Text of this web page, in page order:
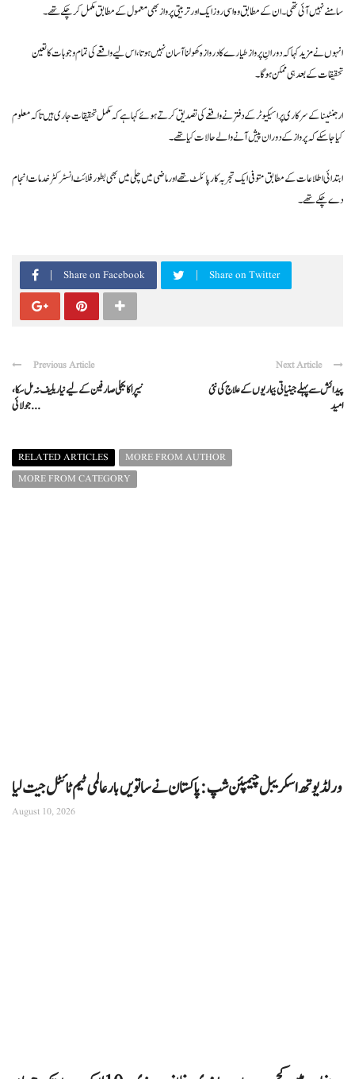
سامنے نہیں آئی تھی۔ ان کے مطابق وہ اسی روز ایک اور تربیتی پرواز بھی معمول کے مطابق مکمل کر چکے تھے۔
انہوں نے مزید کہا کہ دورانِ پرواز طیارے کا دروازہ کھولنا آسان نہیں ہوتا، اس لیے واقعے کی تمام وجوہات کا تعین
تحقیقات کے بعد ہی ممکن ہوگا۔
ارجنٹینا کے سرکاری پراسیکیوٹر کے دفتر نے واقعے کی تصدیق کرتے ہوئے کہا ہے کہ مکمل تحقیقات جاری ہیں تاکہ معلوم
کیا جا سکے کہ پرواز کے دوران پیش آنے والے حالات کیا تھے۔
ابتدائی اطلاعات کے مطابق متوفی ایک تجربہ کار پائلٹ تھے اور ماضی میں چلی میں بھی بطور فلائٹ انسٹرکٹر خدمات انجام
دے چکے تھے۔
Share on Facebook Share on Twitter
Previous Article
نیپرا کا بجلی صارفین کے لیے نیا ریلیف نہ مل سکا،
جولائی ...
Next Article
پیدائش سے پہلے جینیاتی بیماریوں کے علاج کی نئی
امید
RELATED ARTICLES
MORE FROM AUTHOR
MORE FROM CATEGORY
ورلڈ یوتھ اسکریبل چیمپئن شپ: پاکستان نے ساتویں بار عالمی ٹیم ٹائٹل جیت لیا
August 10, 2026